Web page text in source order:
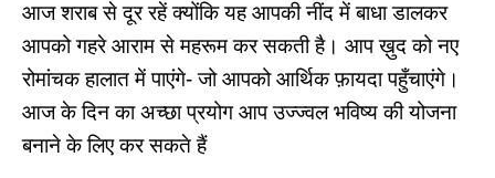
आज शराब से दूर रहें क्योंकि यह आपकी नींद में बाधा डालकर
आपको गहरे आराम से महरूम कर सकती है। आप ख़ुद को नए
रोमांचक हालात में पाएंगे- जो आपको आर्थिक फ़ायदा पहुँचाएंगे।
आज के दिन का अच्छा प्रयोग आप उज्ज्वल भविष्य की योजना
बनाने के लिए कर सकते हैं